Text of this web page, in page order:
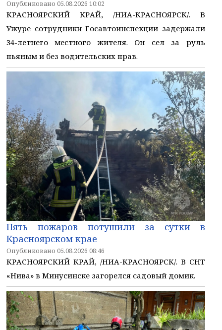
Опубликовано 05.08.2026 10:02
КРАСНОЯРСКИЙ КРАЙ, /НИА-КРАСНОЯРСК/. В
Ужуре сотрудники Госавтоинспекции задержали
34-летнего местного жителя. Он сел за руль
пьяным и без водительских прав.
Пять пожаров потушили за сутки в
Красноярском крае
Опубликовано 05.08.2026 08:46
КРАСНОЯРСКИЙ КРАЙ, /НИА-КРАСНОЯРСК/. В СНТ
«Нива» в Минусинске загорелся садовый домик.